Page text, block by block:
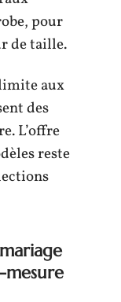
pour
de taille.
aux
des
L’offre
reste
mesure